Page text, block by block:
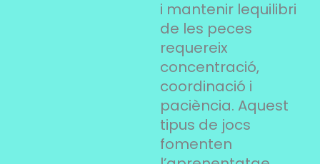
i mantenir lequilibri
de les peces
requereix
concentració,
coordinació i
paciència. Aquest
tipus de jocs
fomenten